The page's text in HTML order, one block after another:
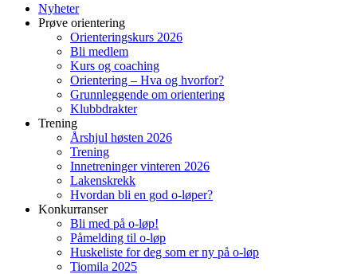
Nyheter
Prøve orientering
Orienteringskurs 2026
Bli medlem
Kurs og coaching
Orientering – Hva og hvorfor?
Grunnleggende om orientering
Klubbdrakter
Trening
Årshjul høsten 2026
Trening
Innetreninger vinteren 2026
Lakenskrekk
Hvordan bli en god o-løper?
Konkurranser
Bli med på o-løp!
Påmelding til o-løp
Huskeliste for deg som er ny på o-løp
Tiomila 2025